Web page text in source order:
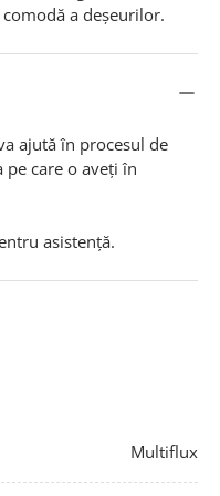
a deșeurilor.
ajută în procesul de
care o aveți în
asistență.
Multiflux